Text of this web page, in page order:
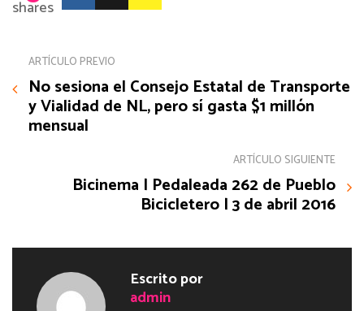
shares
ARTÍCULO PREVIO
No sesiona el Consejo Estatal de Transporte
y Vialidad de NL, pero sí gasta $1 millón
mensual
ARTÍCULO SIGUIENTE
Bicinema | Pedaleada 262 de Pueblo
Bicicletero | 3 de abril 2016
Escrito por
admin